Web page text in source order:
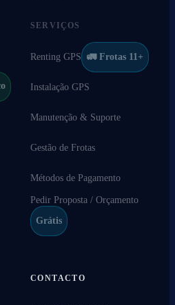
SERVIÇOS
Renting GPS 🚛 Frotas 11+
Instalação GPS
Manutenção & Suporte
Gestão de Frotas
Métodos de Pagamento
Pedir Proposta / Orçamento
Grátis
CONTACTO